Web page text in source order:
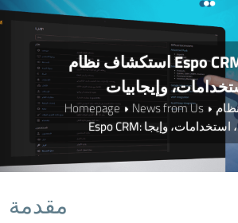
استكشاف نظام Espo CRM: فوائد،
وإيجابيات
Homepage News from Us
مقدمة